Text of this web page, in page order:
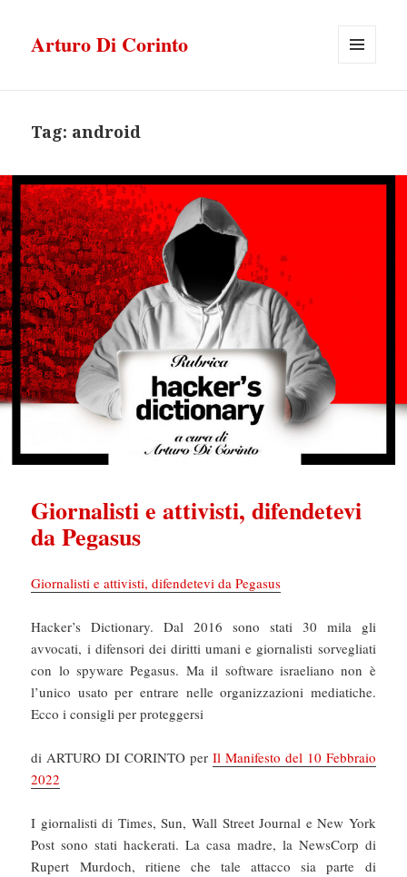
Arturo Di Corinto
Tag: android
Giornalisti e attivisti, difendetevi
da Pegasus
Giornalisti e attivisti, difendetevi da Pegasus
Hacker’s Dictionary. Dal 2016 sono stati 30 mila gli
avvocati, i difensori dei diritti umani e giornalisti sorvegliati
con lo spyware Pegasus. Ma il software israeliano non è
l’unico usato per entrare nelle organizzazioni mediatiche.
Ecco i consigli per proteggersi
di ARTURO DI CORINTO per Il Manifesto del 10 Febbraio
2022
I giornalisti di Times, Sun, Wall Street Journal e New York
Post sono stati hackerati. La casa madre, la NewsCorp di
Rupert Murdoch, ritiene che tale attacco sia parte di